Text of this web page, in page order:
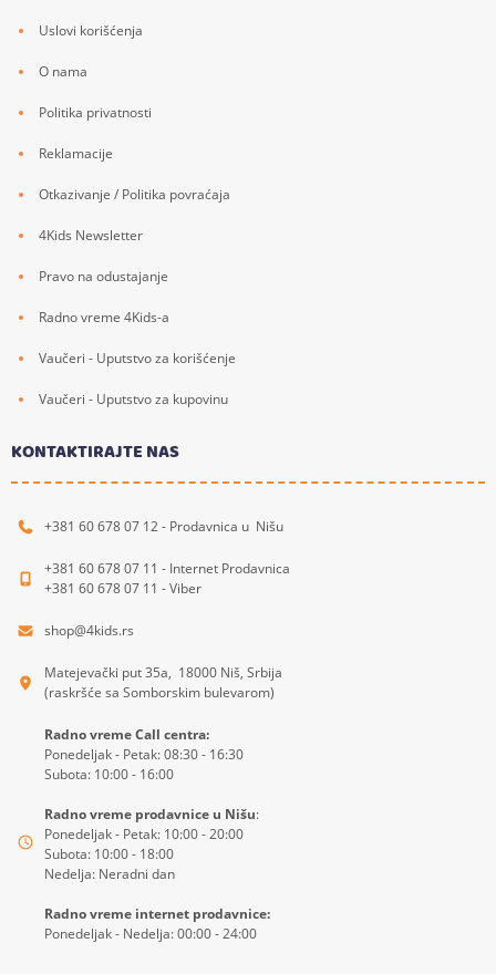
Uslovi korišćenja
O nama
Politika privatnosti
Reklamacije
Otkazivanje / Politika povraćaja
4Kids Newsletter
Pravo na odustajanje
Radno vreme 4Kids-a
Vaučeri - Uputstvo za korišćenje
Vaučeri - Uputstvo za kupovinu
KONTAKTIRAJTE NAS
+381 60 678 07 12 - Prodavnica u Nišu
+381 60 678 07 11 - Internet Prodavnica
+381 60 678 07 11 - Viber
shop@4kids.rs
Matejevački put 35a, 18000 Niš, Srbija
(raskršće sa Somborskim bulevarom)
Radno vreme Call centra:
Ponedeljak - Petak: 08:30 - 16:30
Subota: 10:00 - 16:00
Radno vreme prodavnice u Nišu:
Ponedeljak - Petak: 10:00 - 20:00
Subota: 10:00 - 18:00
Nedelja: Neradni dan
Radno vreme internet prodavnice:
Ponedeljak - Nedelja: 00:00 - 24:00